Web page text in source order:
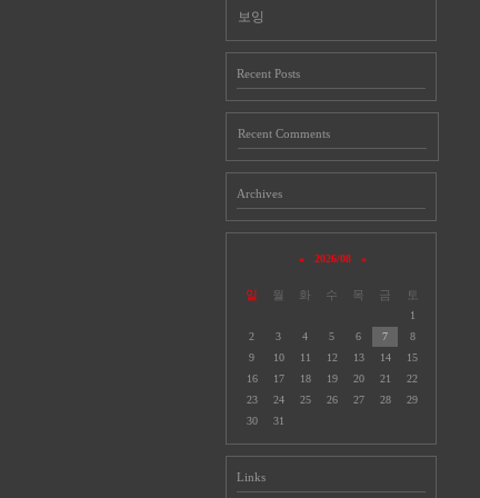
보잉
Recent Posts
Recent Comments
Archives
« 2026/08 »
일 월 화 수 목 금 토
1
2
3 4 5 6 7
8
9
10 11 12 13 14
15
16
17 18 19 20 21
22
23
24 25 26 27 28
29
30
31
Links